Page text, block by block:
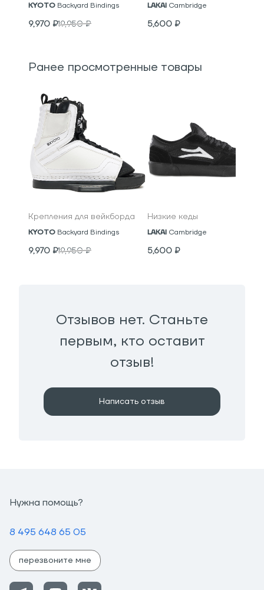
KYOTO Backyard Bindings
9,970 ₽19,950₽
LAKAI Cambridge
5,600 ₽
Ранее просмотренные товары
Крепления для вейкборда
KYOTO Backyard Bindings
9,970 ₽19,950₽
Низкие кеды
LAKAI Cambridge
5,600 ₽
Отзывов нет. Станьте
первым, кто оставит
отзыв!
Написать отзыв
Нужна помощь?
8 495 648 65 05
перезвоните мне